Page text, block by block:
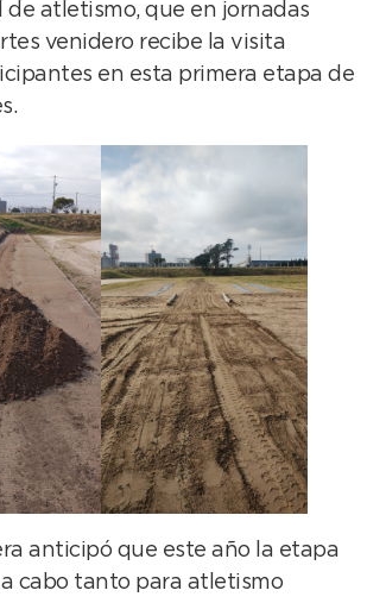
de atletismo, que en jornadas
venidero recibe la visita
en esta primera etapa de
anticipó que este año la etapa
a cabo tanto para atletismo